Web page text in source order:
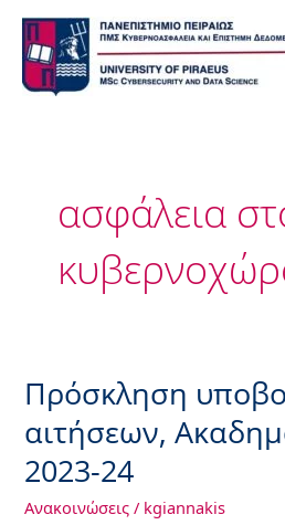
Μετάβαση
στο
περιεχόμενο
ασφάλεια
Πρόσκληση
αιτήσεων,
2023-24
Ανακοινώσεις / kgiannakis
Πρόσκληση
υποβολής
αιτήσεων,
Ακαδημαϊκό
Έτος